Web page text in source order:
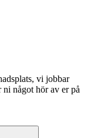
vi jobbar
något hör av er på